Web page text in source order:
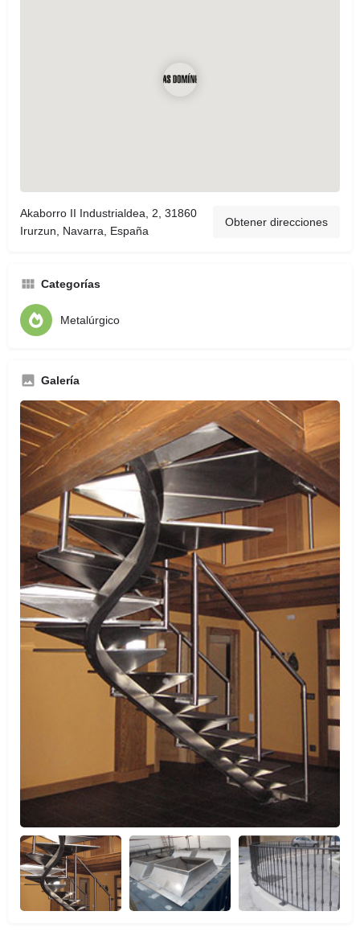
Akaborro II Industrialdea, 2, 31860
Irurzun, Navarra, España
Obtener direcciones
Categorías
Metalúrgico
Galería